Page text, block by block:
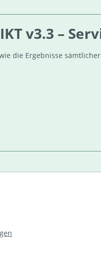
v3.3 –
die Ergebnisse